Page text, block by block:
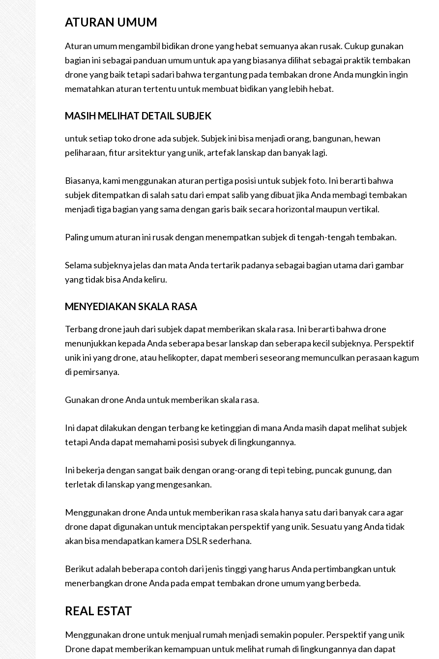
ATURAN UMUM
Aturan umum mengambil bidikan drone yang hebat semuanya akan rusak. Cukup gunakan
bagian ini sebagai panduan umum untuk apa yang biasanya dilihat sebagai praktik tembakan
drone yang baik tetapi sadari bahwa tergantung pada tembakan drone Anda mungkin ingin
mematahkan aturan tertentu untuk membuat bidikan yang lebih hebat.
MASIH MELIHAT DETAIL SUBJEK
untuk setiap toko drone ada subjek. Subjek ini bisa menjadi orang, bangunan, hewan
peliharaan, fitur arsitektur yang unik, artefak lanskap dan banyak lagi.
Biasanya, kami menggunakan aturan pertiga posisi untuk subjek foto. Ini berarti bahwa
subjek ditempatkan di salah satu dari empat salib yang dibuat jika Anda membagi tembakan
menjadi tiga bagian yang sama dengan garis baik secara horizontal maupun vertikal.
Paling umum aturan ini rusak dengan menempatkan subjek di tengah-tengah tembakan.
Selama subjeknya jelas dan mata Anda tertarik padanya sebagai bagian utama dari gambar
yang tidak bisa Anda keliru.
MENYEDIAKAN SKALA RASA
Terbang drone jauh dari subjek dapat memberikan skala rasa. Ini berarti bahwa drone
menunjukkan kepada Anda seberapa besar lanskap dan seberapa kecil subjeknya. Perspektif
unik ini yang drone, atau helikopter, dapat memberi seseorang memunculkan perasaan kagum
di pemirsanya.
Gunakan drone Anda untuk memberikan skala rasa.
Ini dapat dilakukan dengan terbang ke ketinggian di mana Anda masih dapat melihat subjek
tetapi Anda dapat memahami posisi subyek di lingkungannya.
Ini bekerja dengan sangat baik dengan orang-orang di tepi tebing, puncak gunung, dan
terletak di lanskap yang mengesankan.
Menggunakan drone Anda untuk memberikan rasa skala hanya satu dari banyak cara agar
drone dapat digunakan untuk menciptakan perspektif yang unik. Sesuatu yang Anda tidak
akan bisa mendapatkan kamera DSLR sederhana.
Berikut adalah beberapa contoh dari jenis tinggi yang harus Anda pertimbangkan untuk
menerbangkan drone Anda pada empat tembakan drone umum yang berbeda.
REAL ESTAT
Menggunakan drone untuk menjual rumah menjadi semakin populer. Perspektif yang unik
Drone dapat memberikan kemampuan untuk melihat rumah di lingkungannya dan dapat